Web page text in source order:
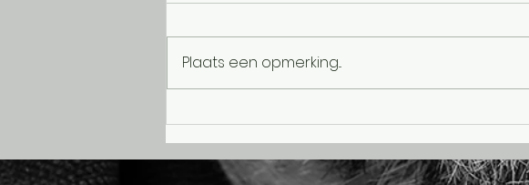
Plaats een opmerking...